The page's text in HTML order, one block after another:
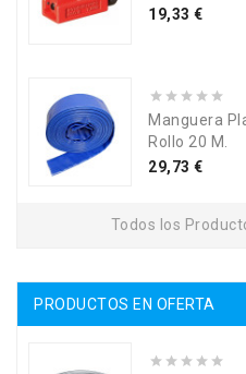
Precio
19,33 €
Manguera
Rollo 20 M.
Precio
29,73 €
Todos los
PRODUCTOS EN OFERTA